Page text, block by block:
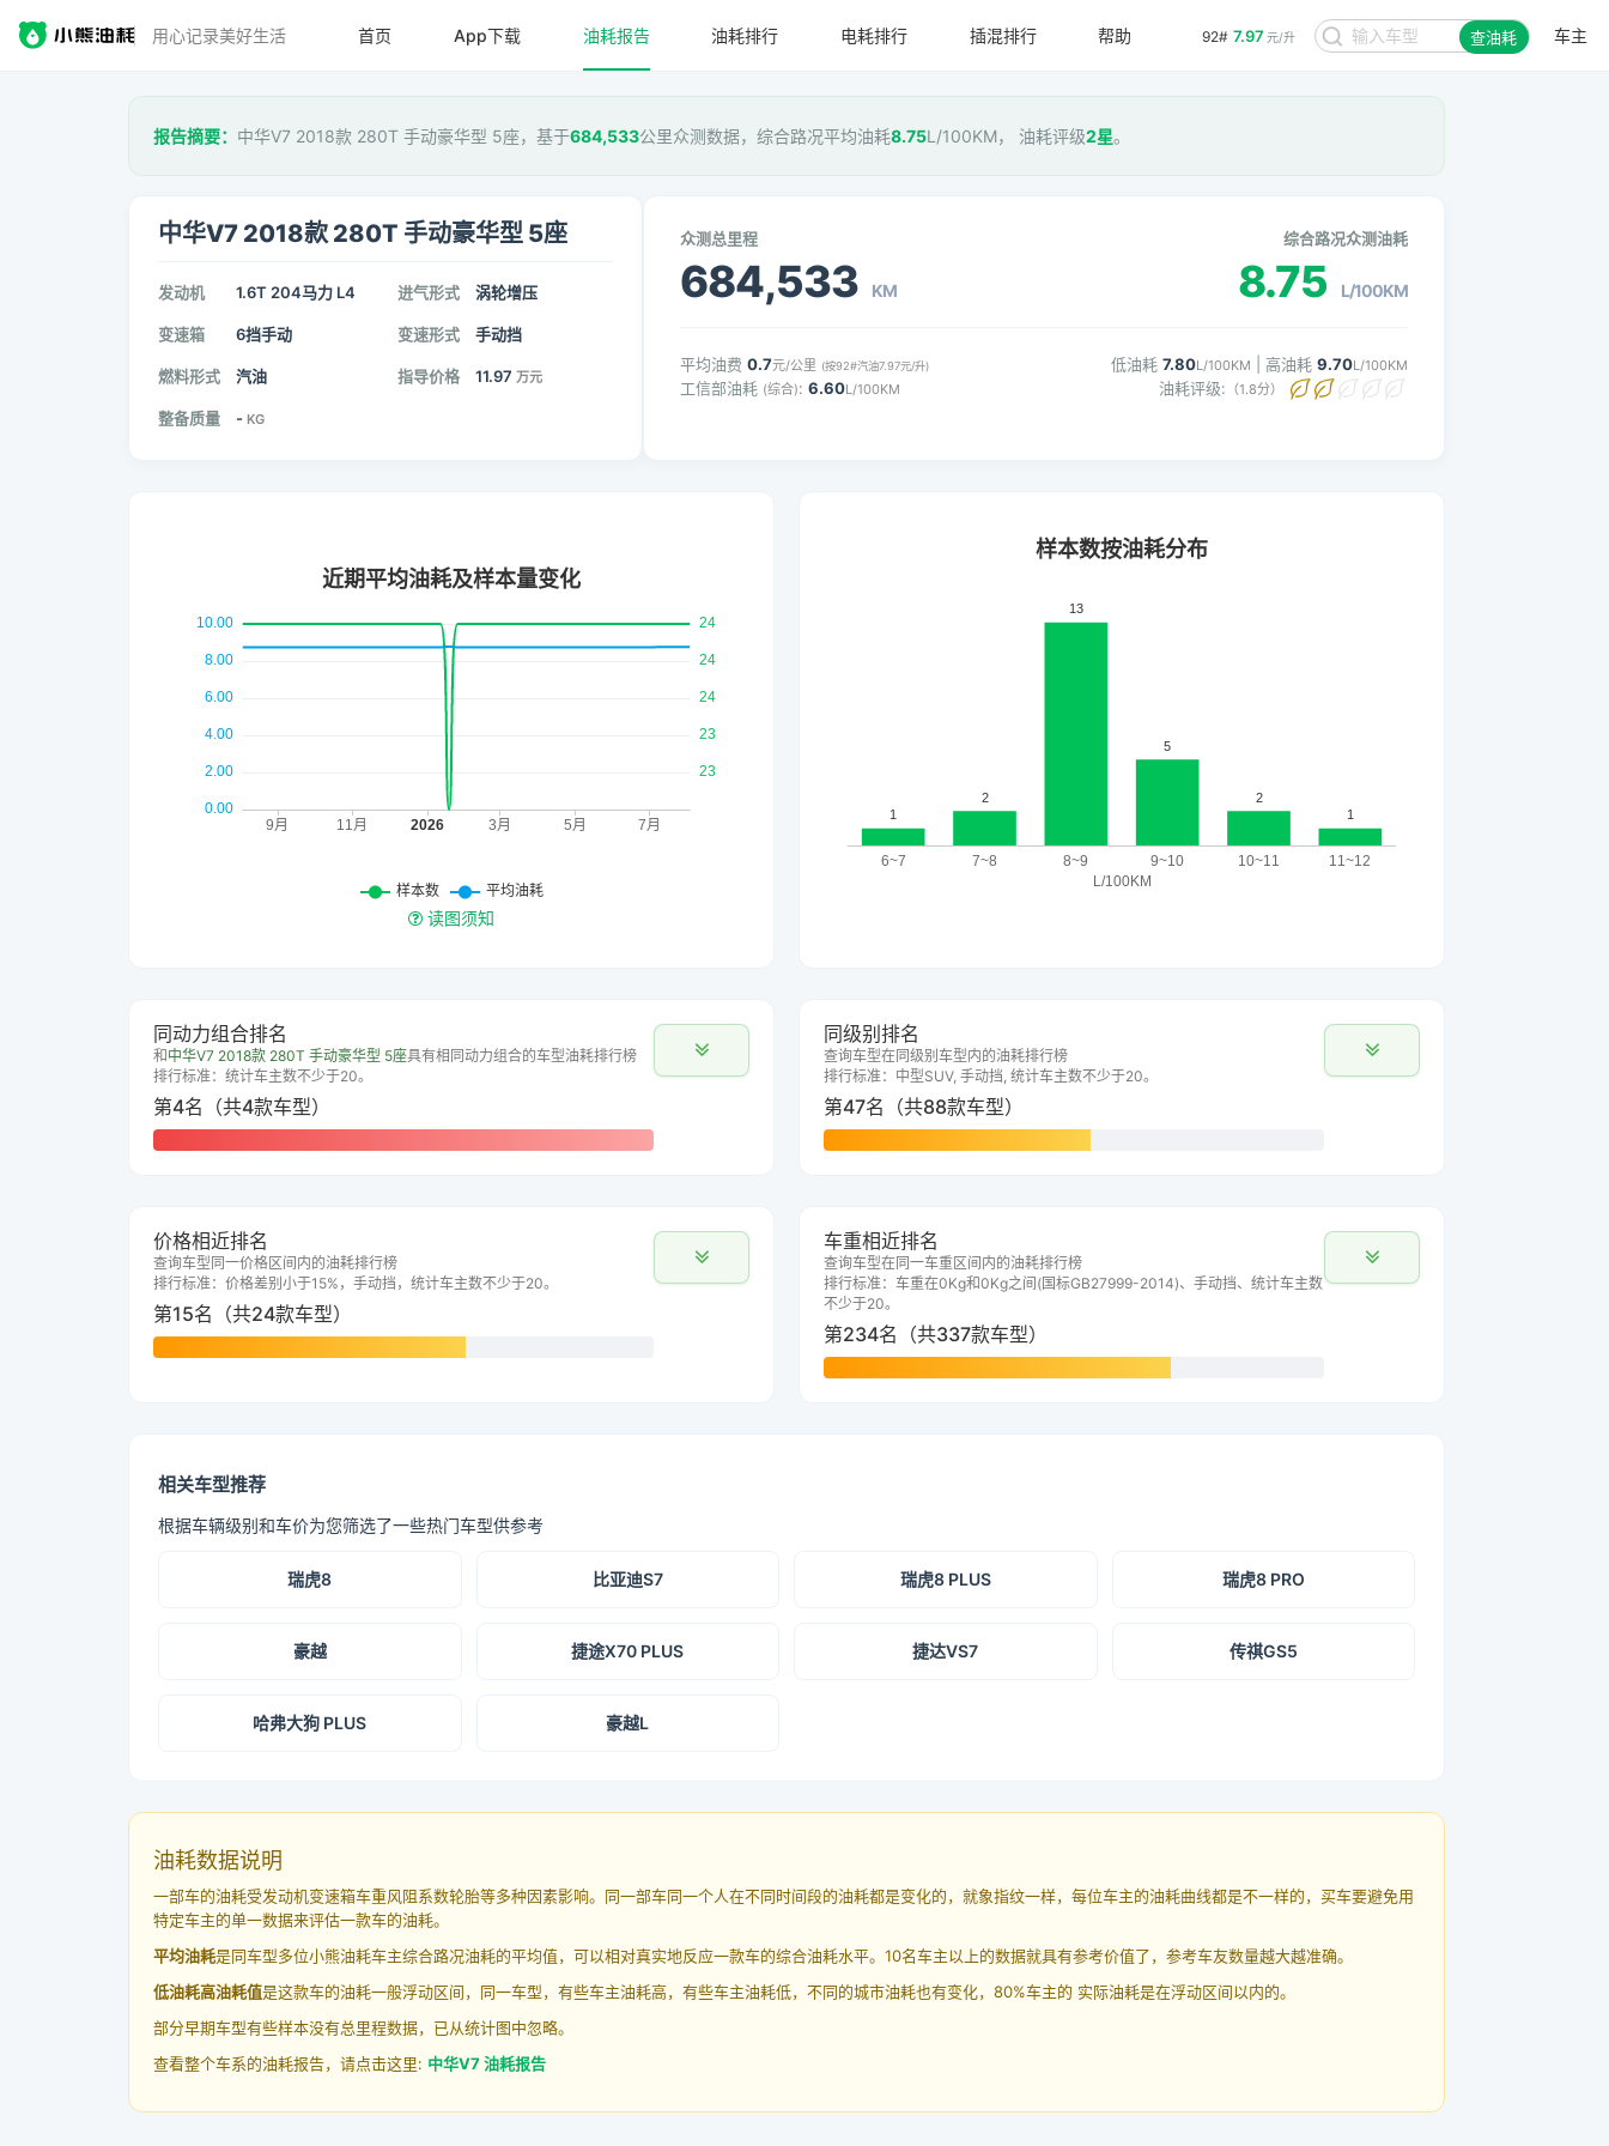
用心记录美好生活 92# 7.97 元/升 查油耗 车主
首页 App下载 油耗报告 油耗排行 电耗排行 插混排行 帮助
报告摘要： 中华V7 2018款 280T 手动豪华型 5座，基于684,533公里众测数据，综合路况平均油耗8.75L/100KM， 油耗评级2星。
中华V7 2018款 280T 手动豪华型 5座
发动机 1.6T 204马力 L4 进气形式 涡轮增压
变速箱 6挡手动 变速形式 手动挡
燃料形式 汽油 指导价格 11.97 万元
整备质量 - KG
众测总里程
684,533 KM
综合路况众测油耗
8.75 L/100KM
平均油费 0.7元/公里 (按92#汽油7.97元/升)
工信部油耗 (综合): 6.60L/100KM
低油耗 7.80L/100KM | 高油耗 9.70L/100KM
油耗评级: （1.8分）
读图须知
同动力组合排名
和 中华V7 2018款 280T 手动豪华型 5座具有相同动力组合的车型油耗排行榜
排行标准：统计车主数不少于20。
第4名（共4款车型）
同级别排名
查询车型在同级别车型内的油耗排行榜
排行标准：中型SUV, 手动挡, 统计车主数不少于20。
第47名（共88款车型）
价格相近排名
查询车型同一价格区间内的油耗排行榜
排行标准：价格差别小于15%，手动挡，统计车主数不少于20。
第15名（共24款车型）
车重相近排名
查询车型在同一车重区间内的油耗排行榜
排行标准：车重在0Kg和0Kg之间(国标GB27999-2014)、手动挡、统计车主数
不少于20。
第234名（共337款车型）
相关车型推荐
根据车辆级别和车价为您筛选了一些热门车型供参考
瑞虎8 比亚迪S7 瑞虎8 PLUS 瑞虎8 PRO
豪越 捷途X70 PLUS 捷达VS7 传祺GS5
哈弗大狗 PLUS 豪越L
油耗数据说明
一部车的油耗受发动机变速箱车重风阻系数轮胎等多种因素影响。同一部车同一个人在不同时间段的油耗都是变化的，就象指纹一样，每位车主的油耗曲线都是不一样的，买车要避免用
特定车主的单一数据来评估一款车的油耗。
平均油耗是同车型多位小熊油耗车主综合路况油耗的平均值，可以相对真实地反应一款车的综合油耗水平。10名车主以上的数据就具有参考价值了，参考车友数量越大越准确。
低油耗高油耗值是这款车的油耗一般浮动区间，同一车型，有些车主油耗高，有些车主油耗低，不同的城市油耗也有变化，80%车主的 实际油耗是在浮动区间以内的。
部分早期车型有些样本没有总里程数据，已从统计图中忽略。
查看整个车系的油耗报告，请点击这里: 中华V7 油耗报告